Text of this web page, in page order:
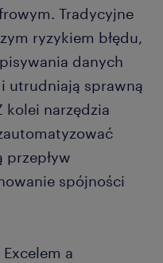
Tradycyjne
ryzykiem błędu,
danych
utrudniają sprawną
kolei narzędzia
przepływ
spójności
a